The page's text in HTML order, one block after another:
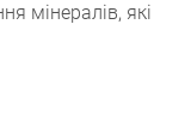
мінералів, які